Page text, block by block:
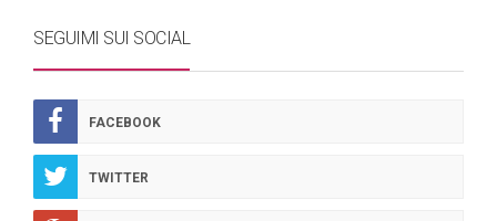
SEGUIMI SUI SOCIAL
FACEBOOK
TWITTER